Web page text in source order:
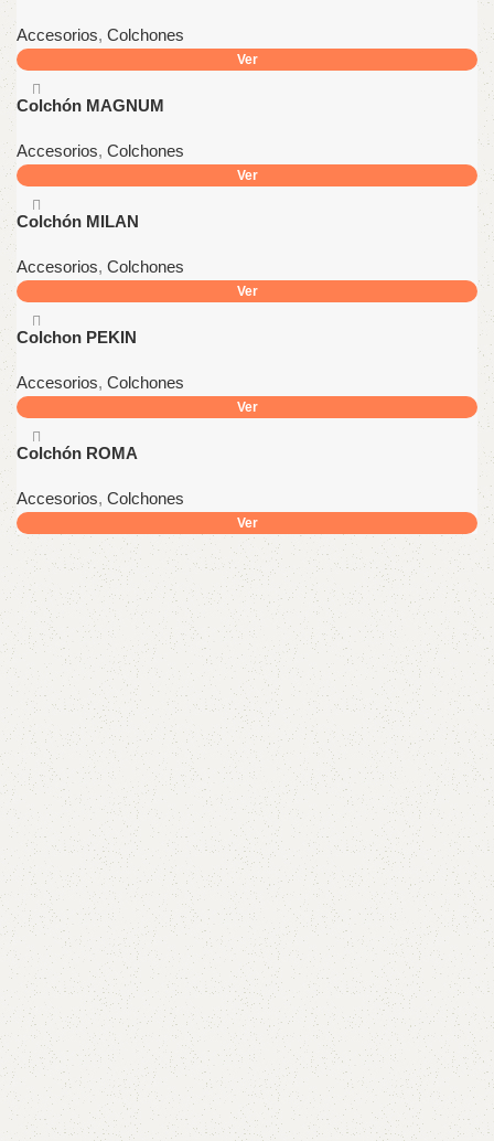
Accesorios, Colchones
Ver
Colchón MAGNUM
Accesorios, Colchones
Ver
Colchón MILAN
Accesorios, Colchones
Ver
Colchon PEKIN
Accesorios, Colchones
Ver
Colchón ROMA
Accesorios, Colchones
Ver